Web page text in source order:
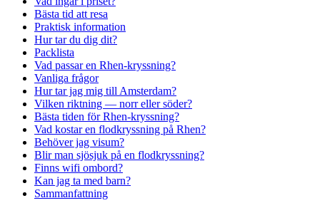
Bästa tid att resa
Praktisk information
Hur tar du dig dit?
Packlista
Vad passar en Rhen-kryssning?
Vanliga frågor
Hur tar jag mig till Amsterdam?
Vilken riktning — norr eller söder?
Bästa tiden för Rhen-kryssning?
Vad kostar en flodkryssning på Rhen?
Behöver jag visum?
Blir man sjösjuk på en flodkryssning?
Finns wifi ombord?
Kan jag ta med barn?
Sammanfattning